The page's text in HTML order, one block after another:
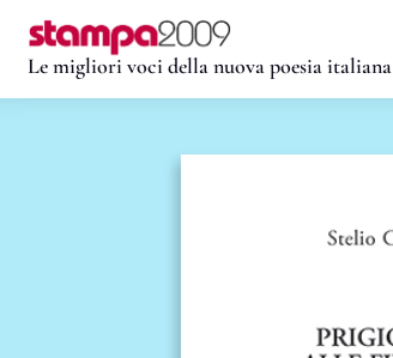
Le migliori voci della nuova poesia italiana